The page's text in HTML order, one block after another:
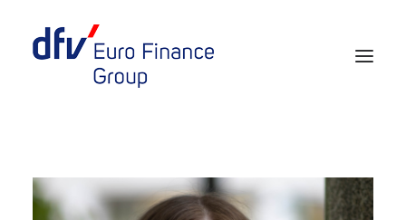
Tickets 29th EURO FINANCE WEEK